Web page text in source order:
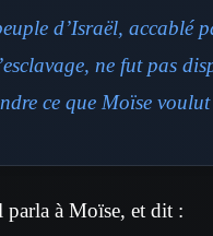
d’Israël, accablé
ne fut pas
ce que Moïse
parla à Moïse, et dit :